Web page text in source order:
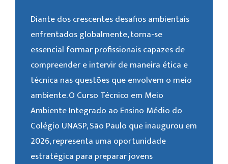
Diante dos crescentes desafios ambientais
enfrentados globalmente, torna-se
essencial formar profissionais capazes de
compreender e intervir de maneira ética e
técnica nas questões que envolvem o meio
ambiente. O Curso Técnico em Meio
Ambiente Integrado ao Ensino Médio do
Colégio UNASP, São Paulo que inaugurou em
2026, representa uma oportunidade
estratégica para preparar jovens